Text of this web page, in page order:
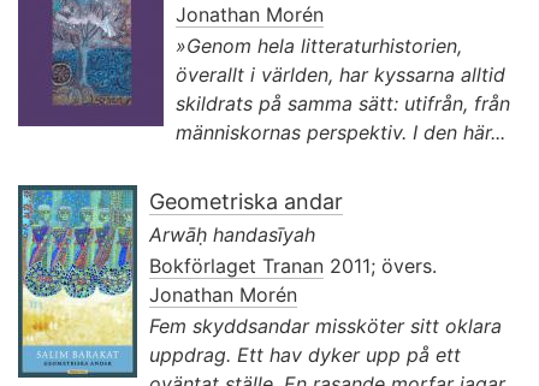
Jonathan Morén
»Genom hela litteraturhistorien,
överallt i världen, har kyssarna alltid
skildrats på samma sätt: utifrån, från
människornas perspektiv. I den här...
Geometriska andar
Arwāḥ handasīyah
Bokförlaget Tranan 2011; övers.
Jonathan Morén
Fem skyddsandar missköter sitt oklara
uppdrag. Ett hav dyker upp på ett